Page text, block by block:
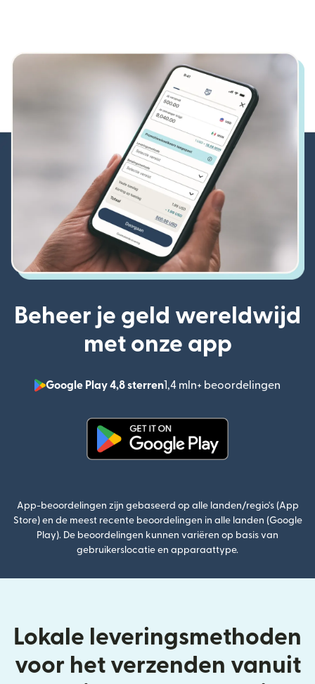
Beheer je geld wereldwijd
met onze app
Google Play 4,8 sterren1,4 mln+ beoordelingen
App-beoordelingen zijn gebaseerd op alle landen/regio's (App
Store) en de meest recente beoordelingen in alle landen (Google
Play). De beoordelingen kunnen variëren op basis van
gebruikerslocatie en apparaattype.
Lokale leveringsmethoden
voor het verzenden vanuit